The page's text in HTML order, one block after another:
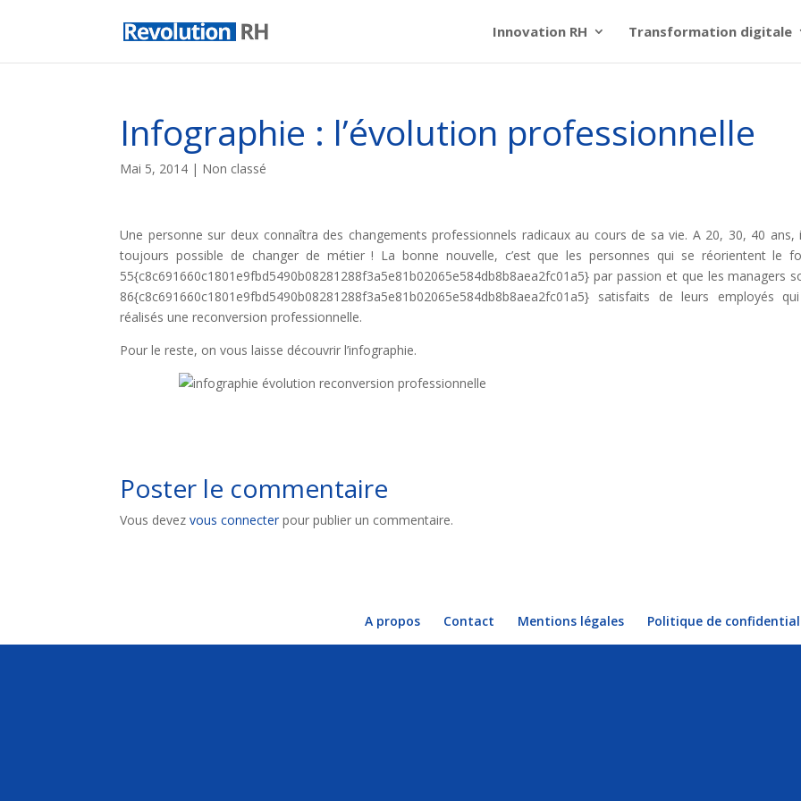
Innovation RH Transformation digitale
Infographie : l’évolution professionnelle
Mai 5, 2014 | Non classé
Une personne sur deux connaîtra des changements professionnels radicaux au cours de sa vie. A 20, 30, 40 ans,
toujours possible de changer de métier ! La bonne nouvelle, c’est que les personnes qui se réorientent le
55{c8c691660c1801e9fbd5490b08281288f3a5e81b02065e584db8b8aea2fc01a5} par passion et que les managers
86{c8c691660c1801e9fbd5490b08281288f3a5e81b02065e584db8b8aea2fc01a5} satisfaits de leurs employés
réalisés une reconversion professionnelle.
Pour le reste, on vous laisse découvrir l’infographie.
Poster le commentaire
Vous devezvous connecter pour publier un commentaire.
A propos Contact Mentions légales Politique de